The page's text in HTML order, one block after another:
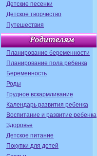
Детские песенки
Детское творчество
Путешествия
Планирование беременности
Планирование пола ребенка
Беременность
Роды
Грудное вскармливание
Календарь развития ребенка
Воспитание и развитие ребенка
Здоровье
Детское питание
Покупки для детей